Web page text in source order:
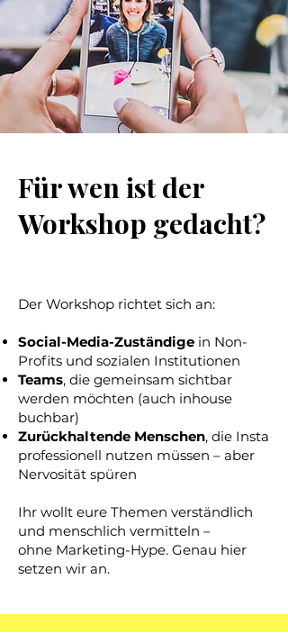
Für wen ist der
Workshop gedacht?
Der Workshop richtet sich an:
Social-Media-Zuständige in Non-
Profits und sozialen Institutionen
Teams, die gemeinsam sichtbar
werden möchten (auch inhouse
buchbar)
Zurückhaltende Menschen, die Insta
professionell nutzen müssen – aber
Nervosität spüren
Ihr wollt eure Themen verständlich
und menschlich vermitteln –
ohne Marketing-Hype. Genau hier
setzen wir an.